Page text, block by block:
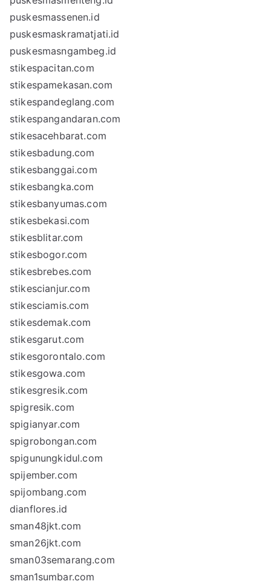
puskesmassenen.id
puskesmaskramatjati.id
puskesmasngambeg.id
stikespacitan.com
stikespamekasan.com
stikespandeglang.com
stikespangandaran.com
stikesacehbarat.com
stikesbadung.com
stikesbanggai.com
stikesbangka.com
stikesbanyumas.com
stikesbekasi.com
stikesblitar.com
stikesbogor.com
stikesbrebes.com
stikescianjur.com
stikesciamis.com
stikesdemak.com
stikesgarut.com
stikesgorontalo.com
stikesgowa.com
stikesgresik.com
spigresik.com
spigianyar.com
spigrobongan.com
spigunungkidul.com
spijember.com
spijombang.com
dianflores.id
sman48jkt.com
sman26jkt.com
sman03semarang.com
sman1sumbar.com